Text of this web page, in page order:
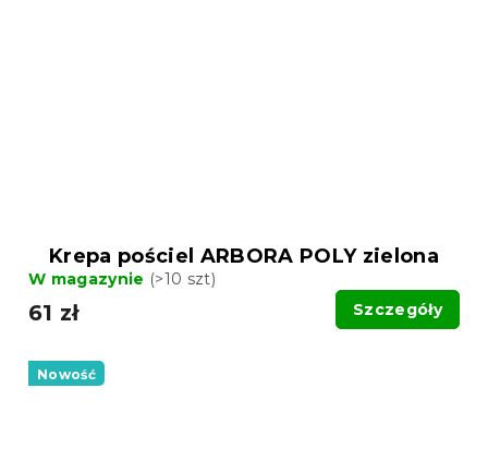
Krepa pościel ARBORA POLY zielona
W magazynie (>10 szt)
61 zł Szczegóły
Nowość